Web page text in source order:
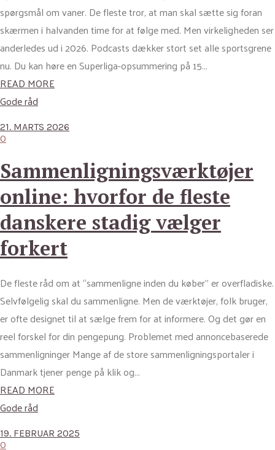
spørgsmål om vaner. De fleste tror, at man skal sætte sig foran
skærmen i halvanden time for at følge med. Men virkeligheden ser
anderledes ud i 2026. Podcasts dækker stort set alle sportsgrene
nu. Du kan høre en Superliga-opsummering på 15...
READ MORE
Gode råd
21. MARTS 2026
0
Sammenligningsværktøjer
online: hvorfor de fleste
danskere stadig vælger
forkert
De fleste råd om at “sammenligne inden du køber” er overfladiske.
Selvfølgelig skal du sammenligne. Men de værktøjer, folk bruger,
er ofte designet til at sælge frem for at informere. Og det gør en
reel forskel for din pengepung. Problemet med annoncebaserede
sammenligninger Mange af de store sammenligningsportaler i
Danmark tjener penge på klik og...
READ MORE
Gode råd
19. FEBRUAR 2025
0